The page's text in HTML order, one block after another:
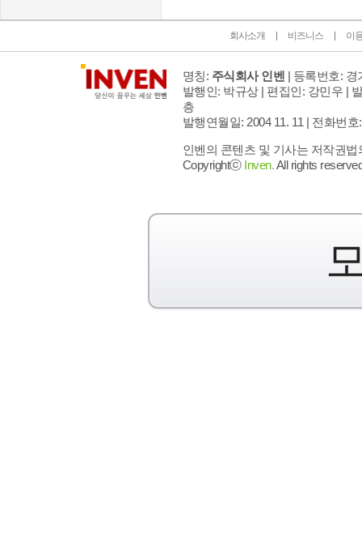
회사소개 비즈니스 이
명칭: 주식회사 인벤 | 등록번호: 경
발행인: 박규상 | 편집인: 강민우 |
층
발행연월일: 2004 11. 11 | 전화번호
인벤의 콘텐츠 및 기사는 저작권
Copyrightⓒ Inven.All rights